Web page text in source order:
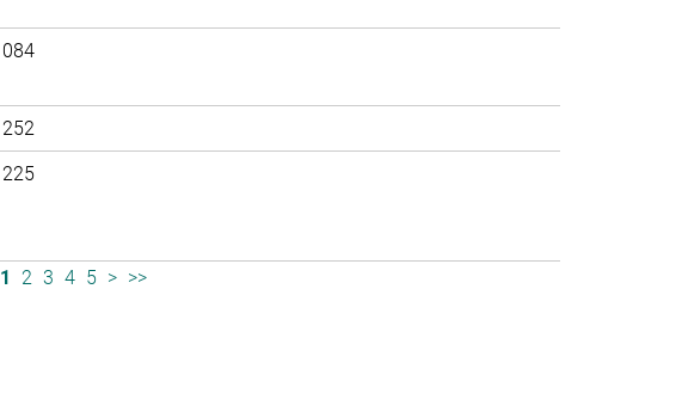
084
252
225
1 2 3 4 5 > >>